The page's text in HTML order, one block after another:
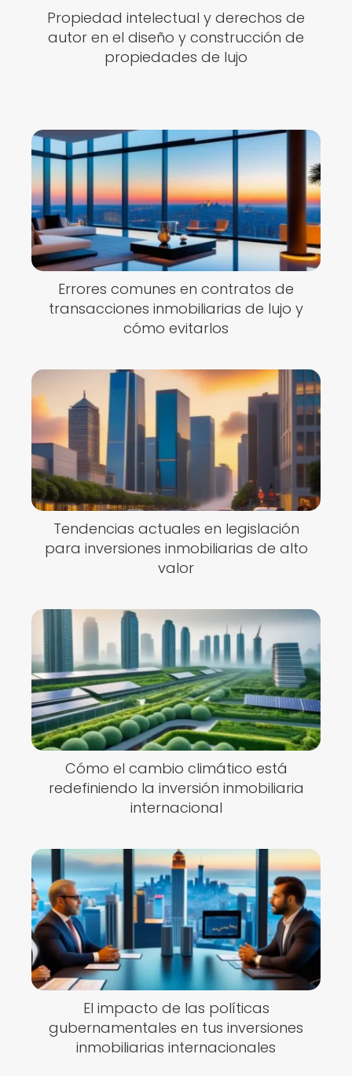
Propiedad intelectual y derechos de
autor en el diseño y construcción de
propiedades de lujo
Errores comunes en contratos de
transacciones inmobiliarias de lujo y
cómo evitarlos
Tendencias actuales en legislación
para inversiones inmobiliarias de alto
valor
Cómo el cambio climático está
redefiniendo la inversión inmobiliaria
internacional
El impacto de las políticas
gubernamentales en tus inversiones
inmobiliarias internacionales